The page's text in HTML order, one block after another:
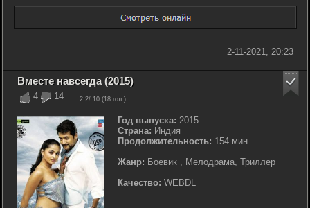
2-11-2021, 20:23
4 14 2.2/ 10 (18 гол.)
Вместе навсегда (2015)
Год выпуска: 2015
Страна: Индия
Продолжительность: 154 мин.
Жанр: Боевик , Мелодрама, Триллер
Качество: WEBDL